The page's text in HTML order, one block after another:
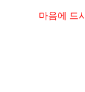
마음에 드